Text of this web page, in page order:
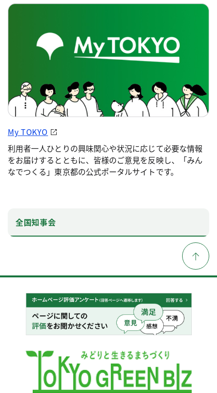
My TOKYO
利用者一人ひとりの興味関心や状況に応じて必要な情報
をお届けするとともに、皆様のご意見を反映し、「みん
なでつくる」東京都の公式ポータルサイトです。
全国知事会